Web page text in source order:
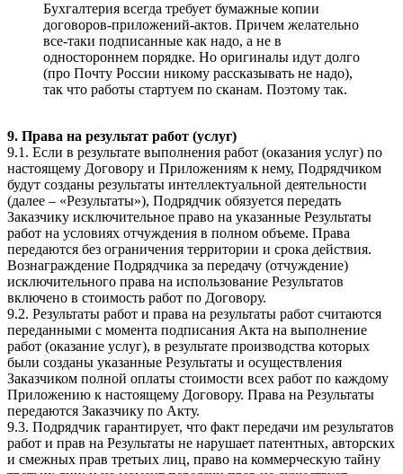
Бухгалтерия всегда требует бумажные копии
договоров-приложений-актов. Причем желательно
все-таки подписанные как надо, а не в
одностороннем порядке. Но оригиналы идут долго
(про Почту России никому рассказывать не надо),
так что работы стартуем по сканам. Поэтому так.
9. Права на результат работ (услуг)
9.1. Если в результате выполнения работ (оказания услуг) по
настоящему Договору и Приложениям к нему, Подрядчиком
будут созданы результаты интеллектуальной деятельности
(далее – «Результаты»), Подрядчик обязуется передать
Заказчику исключительное право на указанные Результаты
работ на условиях отчуждения в полном объеме. Права
передаются без ограничения территории и срока действия.
Вознаграждение Подрядчика за передачу (отчуждение)
исключительного права на использование Результатов
включено в стоимость работ по Договору.
9.2. Результаты работ и права на результаты работ считаются
переданными с момента подписания Акта на выполнение
работ (оказание услуг), в результате производства которых
были созданы указанные Результаты и осуществления
Заказчиком полной оплаты стоимости всех работ по каждому
Приложению к настоящему Договору. Права на Результаты
передаются Заказчику по Акту.
9.3. Подрядчик гарантирует, что факт передачи им результатов
работ и прав на Результаты не нарушает патентных, авторских
и смежных прав третьих лиц, право на коммерческую тайну